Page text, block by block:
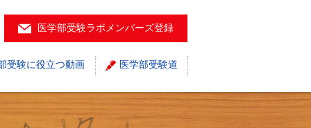
医学部受験ラボメンバーズ登録
受験に役立つ動画 医学部受験道